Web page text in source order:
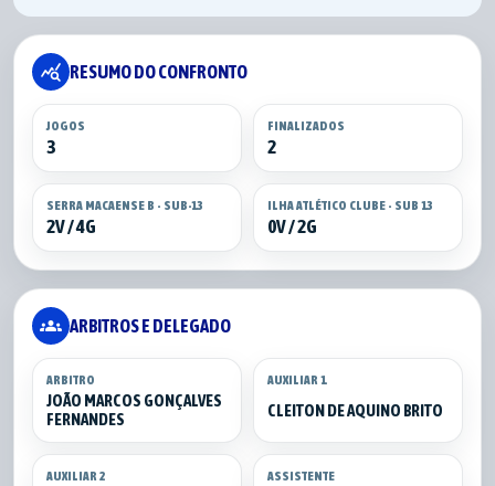
query_stats RESUMO DO CONFRONTO
JOGOS
3
FINALIZADOS
2
SERRA MACAENSE B - SUB-13
2V / 4G
ILHA ATLÉTICO CLUBE - SUB 13
0V / 2G
groups ARBITROS E DELEGADO
ARBITRO
JOÃO MARCOS GONÇALVES
FERNANDES
AUXILIAR 1
CLEITON DE AQUINO BRITO
AUXILIAR 2 ASSISTENTE